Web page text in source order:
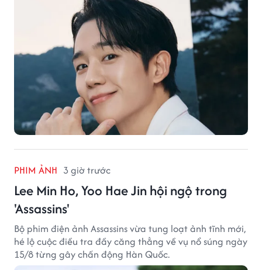
PHIM ẢNH 3 giờ trước
Lee Min Ho, Yoo Hae Jin hội ngộ trong
'Assassins'
Bộ phim điện ảnh Assassins vừa tung loạt ảnh tĩnh mới,
hé lộ cuộc điều tra đầy căng thẳng về vụ nổ súng ngày
15/8 từng gây chấn động Hàn Quốc.